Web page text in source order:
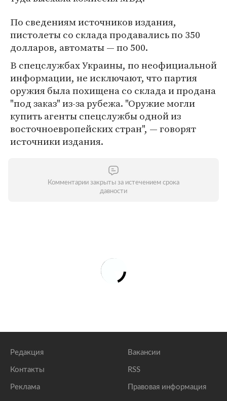
По сведениям источников издания,
пистолеты со склада продавались по 350
долларов, автоматы — по 500.
В спецслужбах Украины, по неофициальной
информации, не исключают, что партия
оружия была похищена со склада и продана
"под заказ" из-за рубежа. "Оружие могли
купить агенты спецслужбы одной из
восточноевропейских стран", — говорят
источники издания.
Комментарии закрыты за истечением срока
давности
Редакция
Контакты
Реклама
Вакансии
RSS
Правовая информация